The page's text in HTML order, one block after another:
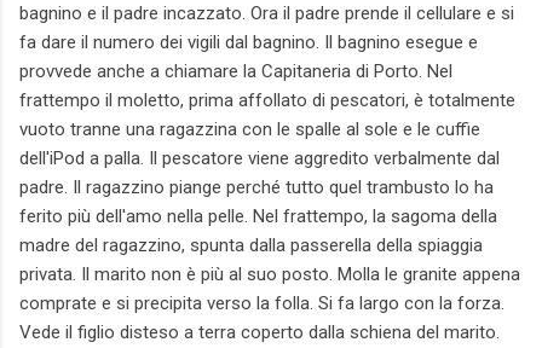
bagnino e il padre incazzato. Ora il padre prende il cellulare e si
fa dare il numero dei vigili dal bagnino. Il bagnino esegue e
provvede anche a chiamare la Capitaneria di Porto. Nel
frattempo il moletto, prima affollato di pescatori, è totalmente
vuoto tranne una ragazzina con le spalle al sole e le cuffie
dell'iPod a palla. Il pescatore viene aggredito verbalmente dal
padre. Il ragazzino piange perché tutto quel trambusto lo ha
ferito più dell'amo nella pelle. Nel frattempo, la sagoma della
madre del ragazzino, spunta dalla passerella della spiaggia
privata. Il marito non è più al suo posto. Molla le granite appena
comprate e si precipita verso la folla. Si fa largo con la forza.
Vede il figlio disteso a terra coperto dalla schiena del marito.